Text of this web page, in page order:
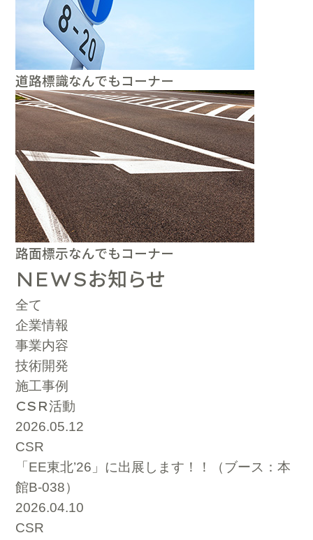
道路標識なんでもコーナー
路面標示なんでもコーナー
NEWSお知らせ
全て
企業情報
事業内容
技術開発
施工事例
CSR活動
2026.05.12
CSR
「EE東北’26」に出展します！！（ブース：本
館B-038）
2026.04.10
CSR